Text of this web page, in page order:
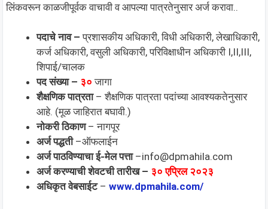
लिंकवरून काळजीपूर्वक वाचावी व आपल्या पात्रतेनुसार अर्ज करावा..
पदाचे नाव –प्रशासकीय अधिकारी, विधी अधिकारी, लेखाधिकारी,
कर्ज अधिकारी, वसुली अधिकारी, परिविक्षाधीन अधिकारी I,II,III,
शिपाई/चालक
पद संख्या – ३० जागा
शैक्षणिक पात्रता– शैक्षणिक पात्रता पदांच्या आवश्यकतेनुसार
आहे. (मूळ जाहिरात बघावी.)
नोकरी ठिकाण– नागपूर
अर्ज पद्धती –ऑफलाईन
अर्ज पाठविण्याचा ई-मेल पत्ता–info@dpmahila.com
अर्ज करण्याची शेवटची तारीख – ३० एप्रिल २०२३
अधिकृत वेबसाईट– www.dpmahila.com/